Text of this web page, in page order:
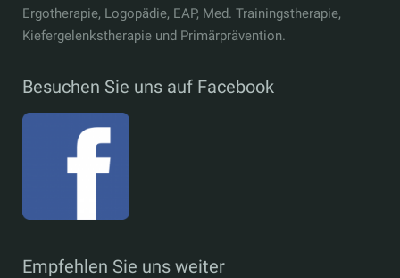
Ergotherapie, Logopädie, EAP, Med. Trainingstherapie,
Kiefergelenkstherapie und Primärprävention.
Besuchen Sie uns auf Facebook
Empfehlen Sie uns weiter